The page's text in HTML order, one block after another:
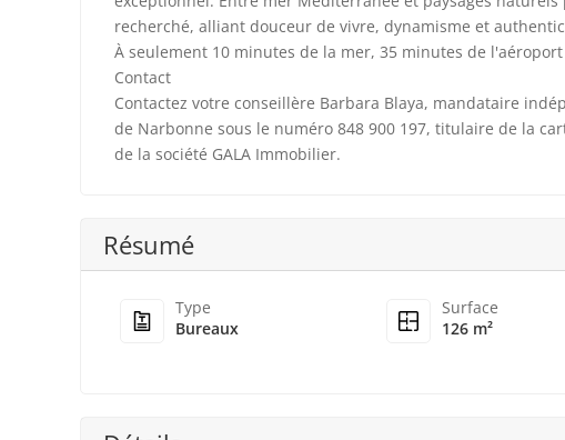
recherché, alliant douceur de vivre, dynamisme et
À seulement 10 minutes de la mer, 35 minutes de
Contact
Contactez votre conseillère Barbara Blaya, mandataire
de Narbonne sous le numéro 848 900 197, titulaire de la
de la société GALA Immobilier.
Résumé
Type
Bureaux
Surface
126 m²